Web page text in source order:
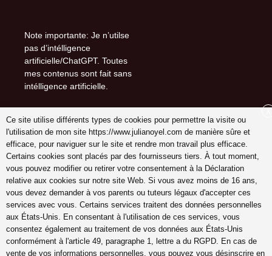
Note importante: Je n’utilse
pas d’intélligence
artificielle/ChatGPT. Toutes
mes contenus sont fait sans
intélligence artificielle.
Suivez-moi sur (-:
youtube
INSTAGRAM
Pinterest
coach en gestion émotions,
communication, relation,
Ce site utilise différents types de cookies pour permettre la visite ou
l'utilisation de mon site https://www.julianoyel.com de manière sûre et
efficace, pour naviguer sur le site et rendre mon travail plus efficace.
Certains cookies sont placés par des fournisseurs tiers. À tout moment,
vous pouvez modifier ou retirer votre consentement à la Déclaration
relative aux cookies sur notre site Web. Si vous avez moins de 16 ans,
vous devez demander à vos parents ou tuteurs légaux d'accepter ces
services avec vous. Certains services traitent des données personnelles
aux États-Unis. En consentant à l'utilisation de ces services, vous
consentez également au traitement de vos données aux États-Unis
conformément à l'article 49, paragraphe 1, lettre a du RGPD. En cas de
vente de vos informations personnelles, vous pouvez vous désinscrire en